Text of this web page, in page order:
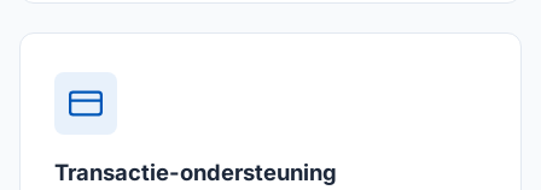
Transactie-ondersteuning